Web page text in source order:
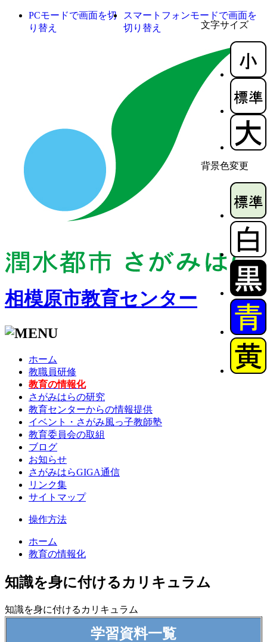
文字サイズ
背景色変更
PCモードで画面を切
り替え
スマートフォンモードで画面を
切り替え
相模原市教育センター
ホーム
教職員研修
教育の情報化
さがみはらの研究
教育センターからの情報提供
イベント・さがみ風っ子教師塾
教育委員会の取組
ブログ
お知らせ
さがみはらGIGA通信
リンク集
サイトマップ
操作方法
ホーム
教育の情報化
知識を身に付けるカリキュラム
知識を身に付けるカリキュラム
学習資料一覧